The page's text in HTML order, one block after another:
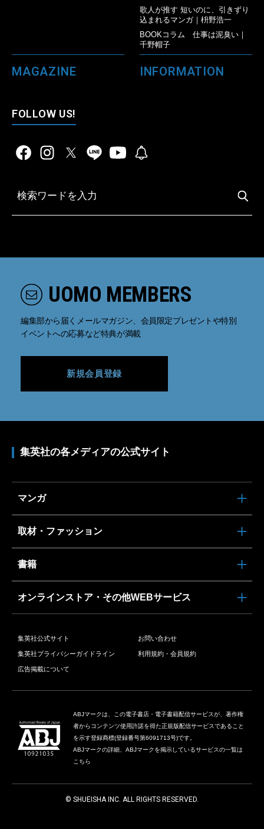
歌人が推す 短いのに、引きずり
込まれるマンガ｜枡野浩一
BOOKコラム 仕事は泥臭い｜
千野帽子
MAGAZINE INFORMATION
FOLLOW US!
UOMO MEMBERS
編集部から届くメールマガジン、会員限定プレゼントや特別
イベントへの応募など特典が満載
新規会員登録
集英社の各メディアの公式サイト
マンガ
取材・ファッション
書籍
オンラインストア・その他WEBサービス
集英社公式サイト お問い合わせ
集英社プライバシーガイドライン 利用規約・会員規約
広告掲載について
ABJマークは、この電子書店・電子書籍配信サービスが、著作権
者からコンテンツ使用許諾を得た正規版配信サービスであること
を示す登録商標(登録番号第6091713号)です。
ABJマークの詳細、ABJマークを掲示しているサービスの一覧は
こちら
© SHUEISHA INC. ALL RIGHTS RESERVED.